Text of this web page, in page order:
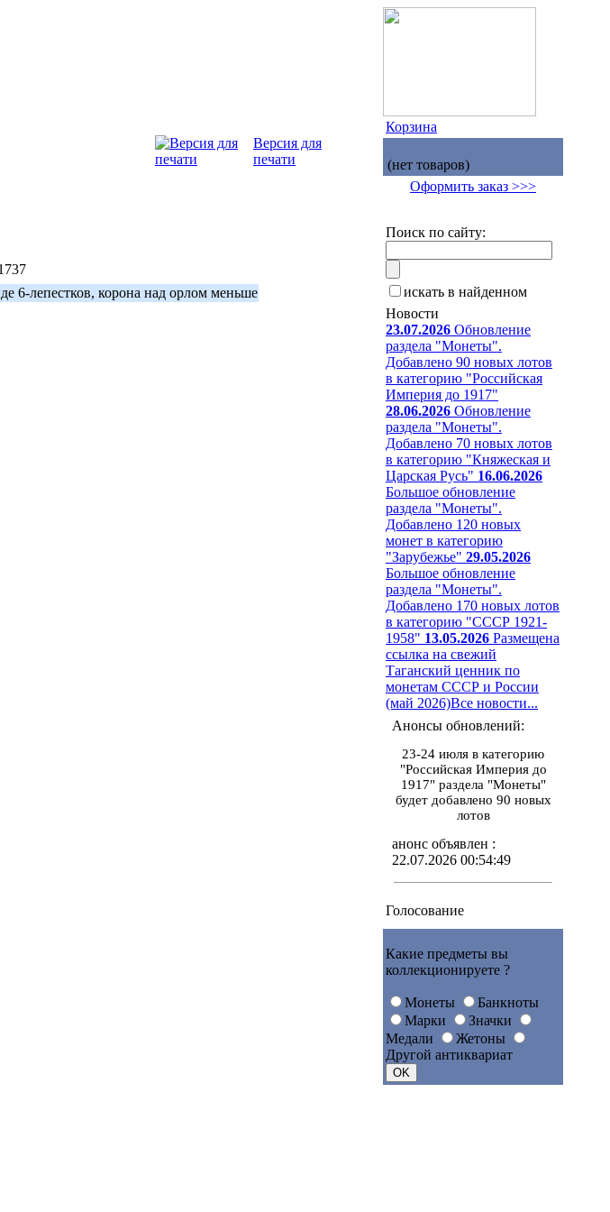
Версия для
печати
6-лепестков, корона над орлом меньше
Корзина
(нет товаров)
Оформить заказ >>>
Поиск по сайту:
искать в найденном
Новости
23.07.2026 Обновление
раздела "Монеты".
Добавлено 90 новых лотов
в категорию "Российская
Империя до 1917"
28.06.2026 Обновление
раздела "Монеты".
Добавлено 70 новых лотов
в категорию "Княжеская и
Царская Русь" 16.06.2026
Большое обновление
раздела "Монеты".
Добавлено 120 новых
монет в категорию
"Зарубежье" 29.05.2026
Большое обновление
раздела "Монеты".
Добавлено 170 новых лотов
в категорию "СССР 1921-
1958" 13.05.2026 Размещена
ссылка на свежий
Таганский ценник по
монетам СССР и России
(май 2026)Все новости...
Анонсы обновлений:
23-24 июля в категорию
"Российская Империя до
1917" раздела "Монеты"
будет добавлено 90 новых
лотов
анонс объявлен :
22.07.2026 00:54:49
Голосование
Какие предметы вы
коллекционируете ?
Монеты
Банкноты
Марки
Значки
Медали
Жетоны
Другой антиквариат